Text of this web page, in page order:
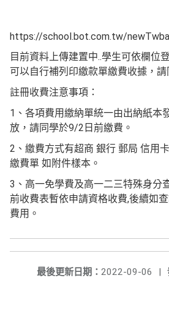
https://school.bot.com.tw/
目前資料上傳建置中..學生可依欄位
可以自行補列印繳款單繳費收據，請
註冊收費注意事項：
1、各項費用繳納單統一由出納紙本
放，請同學於9/2日前繳費。
2、繳費方式有超商 銀行 郵局 信用
繳費單 如附件樣本。
3、高一免學費及高一二三特殊身分
前收費表暫依申請資格收費,後續如
費用。
最後更新日期： 2022-09-06
|